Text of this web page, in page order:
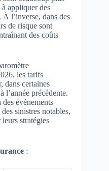
appliquer des
À l’inverse, dans des
de risque sont
des coûts
les tarifs
dans certaines
l’année précédente.
événements
sinistres notables,
stratégies
: